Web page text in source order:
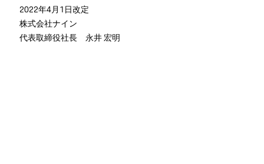
2022年4月1日改定
株式会社ナイン
代表取締役社長 永井 宏明